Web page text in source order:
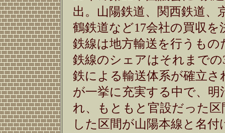
出。山陽鉄道、関西鉄道、
鶴鉄道など17会社の買収を
鉄線は地方輸送を行うも
鉄線のシェアはそれまで
鉄による輸送体系が確立
が一挙に充実する中で、明
れ、もともと官設だった
した区間が山陽本線と名